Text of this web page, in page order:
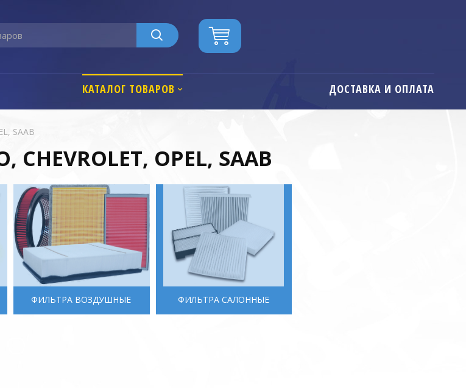
КАТАЛОГ ТОВАРОВ ДОСТАВКА И ОПЛАТА
SAAB
CHEVROLET, OPEL, SAAB
ФИЛЬТРА ВОЗДУШНЫЕ ФИЛЬТРА САЛОННЫЕ